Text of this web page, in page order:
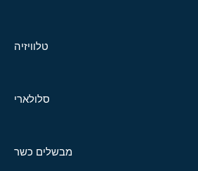
טלוויזיה
סלולארי
מבשלים כשר